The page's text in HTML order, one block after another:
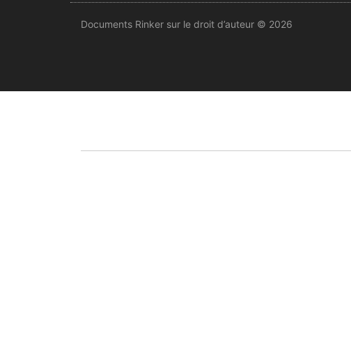
Documents Rinker sur le droit d’auteur © 2026